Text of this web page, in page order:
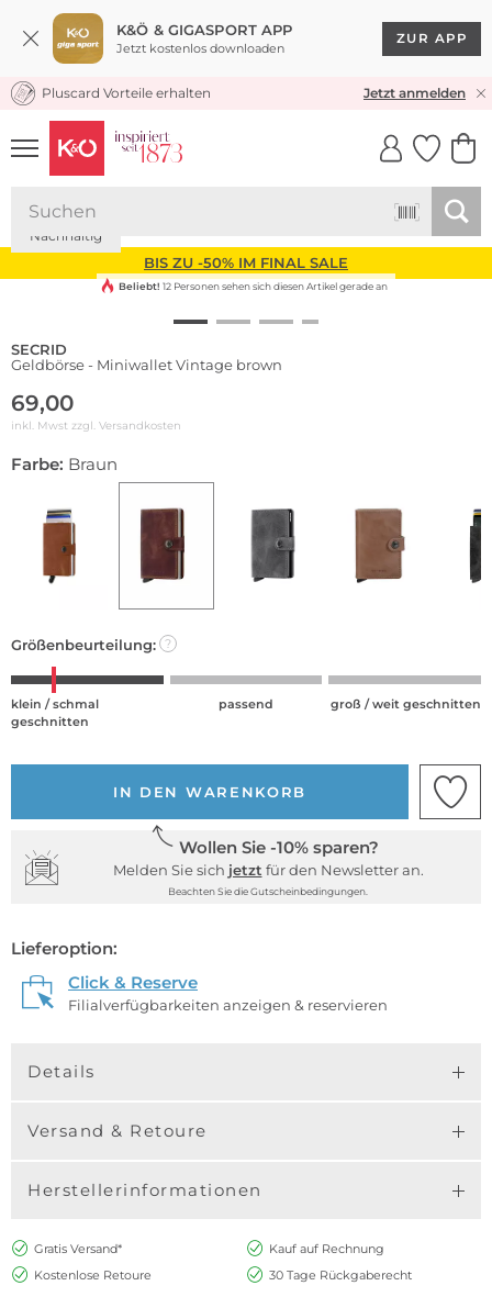
K&Ö & GIGASPORT APP
Jetzt kostenlos downloaden
ZUR APP
KOSTENLOSER VERSAND* & RÜCKVERSAND
Pluscard Vorteile erhalten Jetzt anmelden
UNSERE APP
CLICK &
BIS ZU -50% IM FINAL SALE
Nachhaltig
Beliebt! 12 Personen sehen sich diesen Artikel gerade an
SECRID
Geldbörse - Miniwallet Vintage brown
69,00
inkl. Mwst zzgl. Versandkosten
Farbe: Braun
Größenbeurteilung: ?
klein / schmal
geschnitten
passend groß / weit geschnitten
IN DEN WARENKORB
Wollen Sie -10% sparen?
Melden Sie sich jetzt für den Newsletter an.
Beachten Sie die Gutscheinbedingungen.
Lieferoption:
Click & Reserve
Filialverfügbarkeiten anzeigen & reservieren
Details
Versand & Retoure
Herstellerinformationen
Gratis Versand*
Kauf auf Rechnung
Kostenlose Retoure
30 Tage Rückgaberecht